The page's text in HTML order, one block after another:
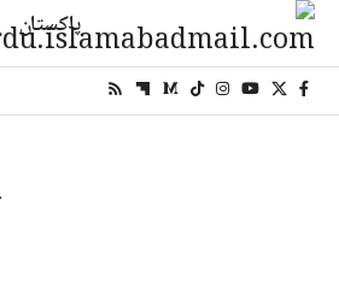
پاکستان